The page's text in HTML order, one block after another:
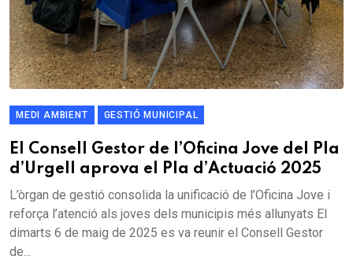
MEDI AMBIENT GESTIÓ MUNICIPAL
El Consell Gestor de l’Oficina Jove del Pla
d’Urgell aprova el Pla d’Actuació 2025
L’òrgan de gestió consolida la unificació de l’Oficina Jove i
reforça l’atenció als joves dels municipis més allunyats El
dimarts 6 de maig de 2025 es va reunir el Consell Gestor
de...